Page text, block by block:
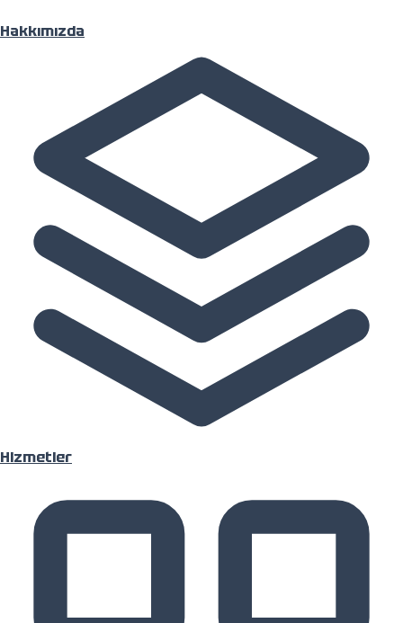
Hakkımızda
Hizmetler